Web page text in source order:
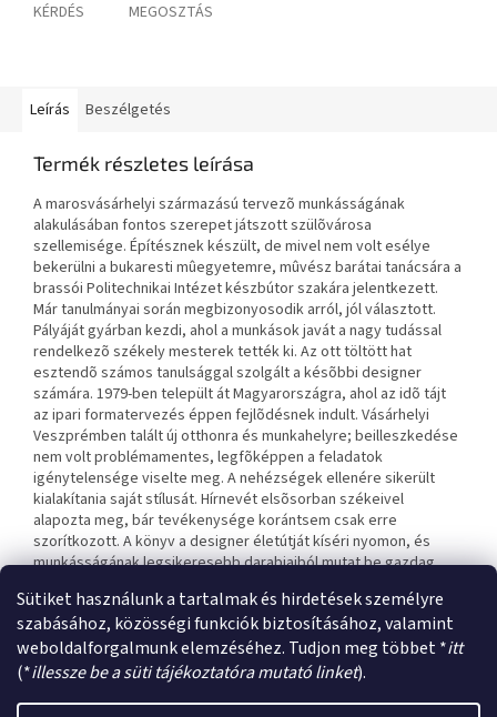
Sütiket használunk a tartalmak és hirdetések személyre
szabásához, közösségi funkciók biztosításához, valamint
weboldalforgalmunk elemzéséhez. Tudjon meg többet *itt
(*illessze be a süti tájékoztatóra mutató linket).
KÉRDÉS MEGOSZTÁS
Leírás Beszélgetés
Termék részletes leírása
A marosvásárhelyi származású tervezõ munkásságának
alakulásában fontos szerepet játszott szülõvárosa
szellemisége. Építésznek készült, de mivel nem volt esélye
bekerülni a bukaresti mûegyetemre, mûvész barátai tanácsára a
brassói Politechnikai Intézet készbútor szakára jelentkezett.
Már tanulmányai során megbizonyosodik arról, jól választott.
Pályáját gyárban kezdi, ahol a munkások javát a nagy tudással
rendelkezõ székely mesterek tették ki. Az ott töltött hat
esztendõ számos tanulsággal szolgált a késõbbi designer
számára. 1979-ben települt át Magyarországra, ahol az idõ tájt
az ipari formatervezés éppen fejlõdésnek indult. Vásárhelyi
Veszprémben talált új otthonra és munkahelyre; beilleszkedése
nem volt problémamentes, legfõképpen a feladatok
igénytelensége viselte meg. A nehézségek ellenére sikerült
kialakítania saját stílusát. Hírnevét elsõsorban székeivel
alapozta meg, bár tevékenysége korántsem csak erre
szorítkozott. A könyv a designer életútját kíséri nyomon, és
munkásságának legsikeresebb darabjaiból mutat be gazdag